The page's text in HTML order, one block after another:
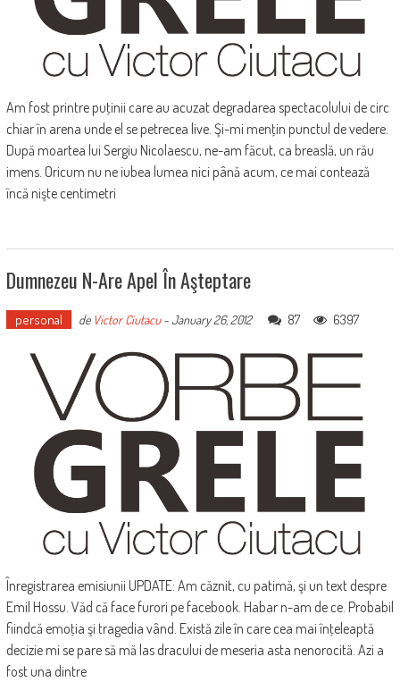
Am fost printre puţinii care au acuzat degradarea spectacolului de circ
chiar în arena unde el se petrecea live. Şi-mi menţin punctul de vedere.
După moartea lui Sergiu Nicolaescu, ne-am făcut, ca breaslă, un rău
imens. Oricum nu ne iubea lumea nici până acum, ce mai contează
încă nişte centimetri
Dumnezeu N-Are Apel În Aşteptare
personal de Victor Ciutacu-January 26, 2012 87 6397
Înregistrarea emisiunii UPDATE: Am căznit, cu patimă, şi un text despre
Emil Hossu. Văd că face furori pe facebook. Habar n-am de ce. Probabil
fiindcă emoţia şi tragedia vând. Există zile în care cea mai înţeleaptă
decizie mi se pare să mă las dracului de meseria asta nenorocită. Azi a
fost una dintre